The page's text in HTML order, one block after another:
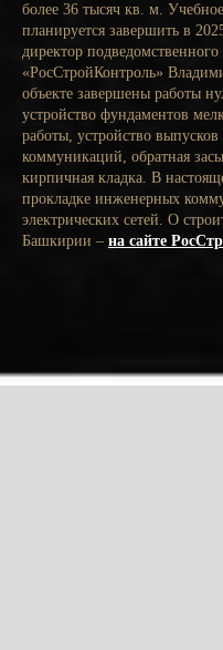
более 36 тысяч кв. м.
планируется завершить в
директор
«РосСтройКонтроль»
объекте завершены работы
устройство фундаментов
работы, устройство
коммуникаций, обратная
кирпичная кладка. В
прокладке инженерных
электрических сетей. О
Башкирии – на сайте